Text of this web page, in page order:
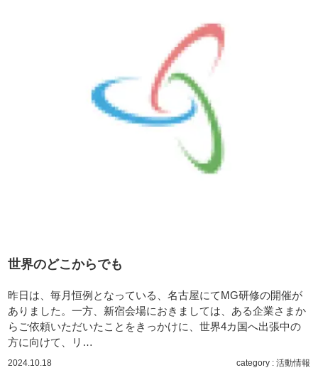
世界のどこからでも
昨日は、毎月恒例となっている、名古屋にてMG研修の開催が
ありました。一方、新宿会場におきましては、ある企業さまか
らご依頼いただいたことをきっかけに、世界4カ国へ出張中の
方に向けて、リ…
2024.10.18 category : 活動情報